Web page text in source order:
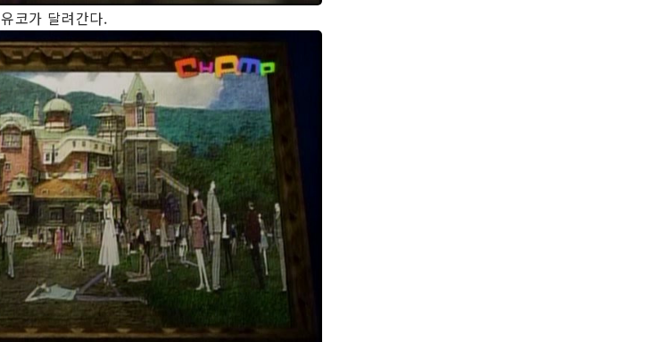
유코가 달려간다.